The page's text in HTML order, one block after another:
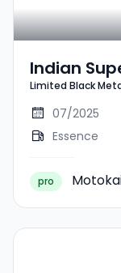
Indian
Black
Limited Black
07/2025
Essence
pro